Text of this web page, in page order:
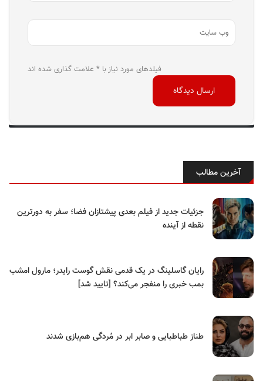
فیلدهای مورد نیاز با * علامت گذاری شده اند
آخرین مطالب
جزئیات جدید از فیلم بعدی پیشتازان فضا؛ سفر به دورترین
نقطه از آینده
رایان گاسلینگ در یک قدمی نقش گوست رایدر؛ مارول امشب
بمب خبری را منفجر می‌کند؟ [تایید شد]
طناز طباطبایی و صابر ابر در مُردگی هم‌بازی شدند